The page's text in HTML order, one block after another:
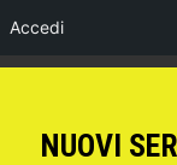
Accedi
NUOVI